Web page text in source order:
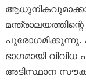
ഭാഗമായി
അടിസ്ഥാന